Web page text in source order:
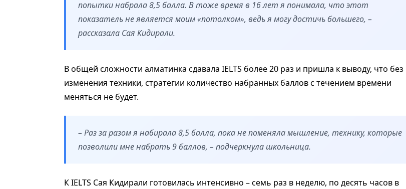
попытки набрала 8,5 балла. В тоже время в 16 лет я понимала, что этот
показатель не является моим «потолком», ведь я могу достичь большего, –
рассказала Сая Кидирали.
В общей сложности алматинка сдавала IELTS более 20 раз и пришла к выводу, что без
изменения техники, стратегии количество набранных баллов с течением времени
меняться не будет.
– Раз за разом я набирала 8,5 балла, пока не поменяла мышление, технику, которые
позволили мне набрать 9 баллов, – подчеркнула школьница.
К IELTS Сая Кидирали готовилась интенсивно – семь раз в неделю, по десять часов в